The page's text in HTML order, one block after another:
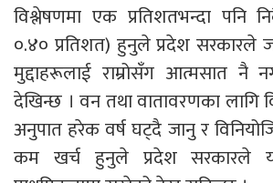
विश्लेषणमा एक प्रतिशतभन्दा
०.४० प्रतिशत) हुनुले प्रदेश सरकारले
मुद्दाहरूलाई राम्रोसँग आत्मसात नै
देखिन्छ । वन तथा वातावरणका लागि
अनुपात हरेक वर्ष घट्दै जानु र
कम खर्च हुनुले प्रदेश सरकारले